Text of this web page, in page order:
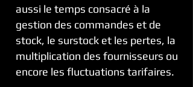
aussi le temps consacré à la
gestion des commandes et de
stock, le surstock et les pertes, la
multiplication des fournisseurs ou
encore les fluctuations tarifaires.